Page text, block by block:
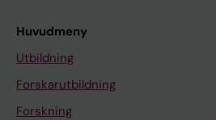
Huvudmeny
Utbildning
Forskarutbildning
Forskning